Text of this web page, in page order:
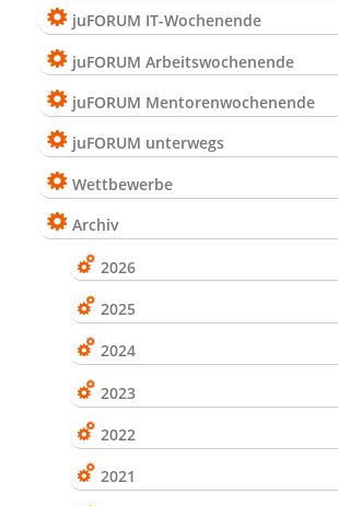
juFORUM IT-Wochenende
juFORUM Arbeitswochenende
juFORUM Mentorenwochenende
juFORUM unterwegs
Wettbewerbe
Archiv
2026
2025
2024
2023
2022
2021